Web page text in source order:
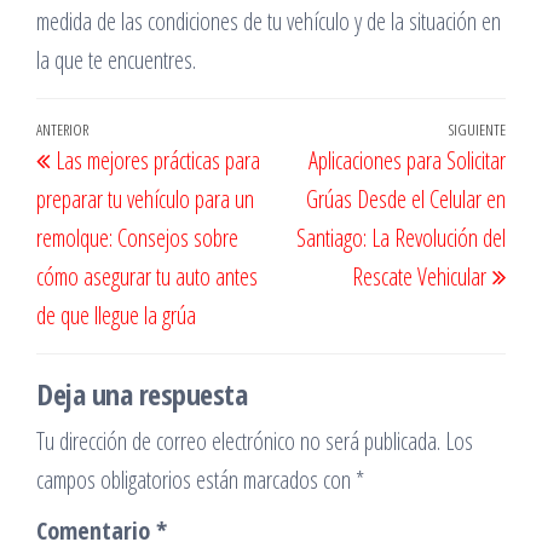
medida de las condiciones de tu vehículo y de la situación en
la que te encuentres.
Navegación
de
entradas
Entrada
anterior
ANTERIOR
Las mejores prácticas para
preparar tu vehículo para un
remolque: Consejos sobre
cómo asegurar tu auto antes
de que llegue la grúa
SIGUIENTE
Aplicaciones para Solicitar
Grúas Desde el Celular en
Santiago: La Revolución del
Rescate Vehicular
Deja una respuesta
Tu dirección de correo electrónico no será publicada. Los
campos obligatorios están marcados con *
Comentario*